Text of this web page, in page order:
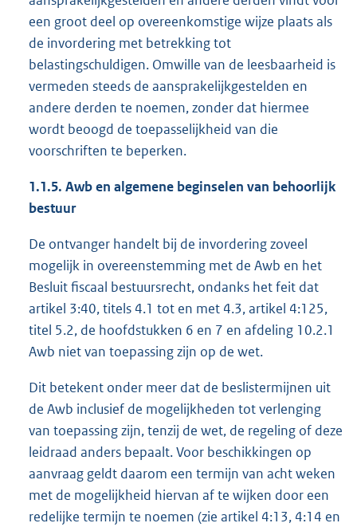
een groot deel op overeenkomstige wijze plaats als
de invordering met betrekking tot
belastingschuldigen. Omwille van de leesbaarheid is
vermeden steeds de aansprakelijkgestelden en
andere derden te noemen, zonder dat hiermee
wordt beoogd de toepasselijkheid van die
voorschriften te beperken.
1.1.5. Awb en algemene beginselen van behoorlijk
bestuur
De ontvanger handelt bij de invordering zoveel
mogelijk in overeenstemming met de Awb en het
Besluit fiscaal bestuursrecht, ondanks het feit dat
artikel 3:40, titels 4.1 tot en met 4.3, artikel 4:125,
titel 5.2, de hoofdstukken 6 en 7 en afdeling 10.2.1
Awb niet van toepassing zijn op de wet.
Dit betekent onder meer dat de beslistermijnen uit
de Awb inclusief de mogelijkheden tot verlenging
van toepassing zijn, tenzij de wet, de regeling of deze
leidraad anders bepaalt. Voor beschikkingen op
aanvraag geldt daarom een termijn van acht weken
met de mogelijkheid hiervan af te wijken door een
redelijke termijn te noemen (zie artikel 4:13, 4:14 en